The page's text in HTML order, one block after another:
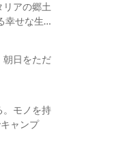
リアの郷土
幸せな生き
朝日をただ
。モノを持
ャンプ